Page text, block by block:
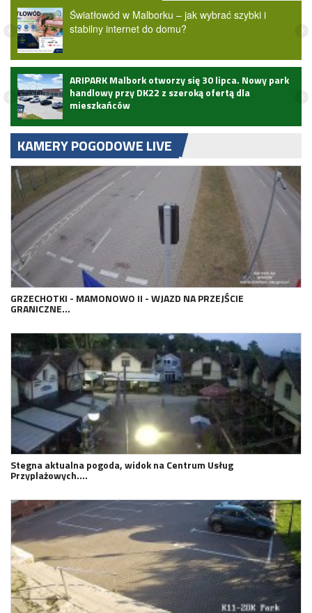
Światłowód w Malborku – jak wybrać szybki i
stabilny internet do domu?
ARIPARK Malbork otworzy się 30 lipca. Nowy park
handlowy przy DK22 z szeroką ofertą dla
mieszkańców
KAMERY POGODOWE LIVE
GRZECHOTKI - MAMONOWO II - WJAZD NA PRZEJŚCIE
GRANICZNE…
Stegna aktualna pogoda, widok na Centrum Usług
Przyplażowych.…